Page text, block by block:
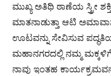
ಮುಖ್ಯ ಅತಿಥಿ ಠಾಣೆಯ ಸ್ತ್ರೀ
ಮಾತನಾಡುತ್ತಾ ಆಟಿ
ಊಟವನ್ನು ಸೇವಿಸುವ
ಮಹಾನಗರದಲ್ಲಿ ನಮ್ಮ
ನಾವು ಇಂತಹ